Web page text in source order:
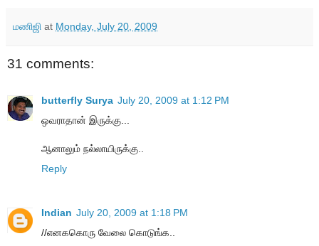
மணிஜி at Monday, July 20, 2009
31 comments:
butterfly Surya July 20, 2009 at 1:12 PM
ஒவராதான் இருக்கு...
ஆனாலும் நல்லாயிருக்கு..
Reply
Indian July 20, 2009 at 1:18 PM
//எனககொரு வேலை கொடுங்க..